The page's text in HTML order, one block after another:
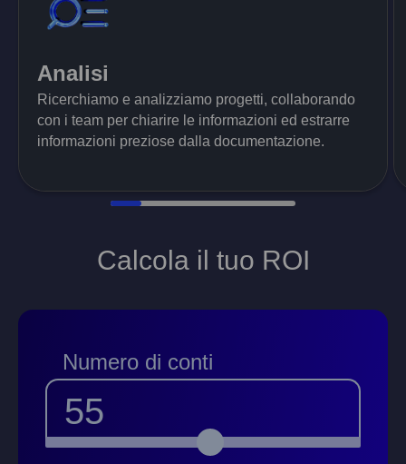
Analisi
Ricerchiamo e analizziamo progetti, collaborando
con i team per chiarire le informazioni ed estrarre
informazioni preziose dalla documentazione.
Calcola il tuo ROI
Numero di conti
55